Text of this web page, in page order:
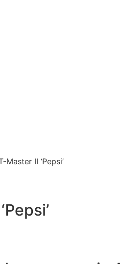
Master II ‘Pepsi’